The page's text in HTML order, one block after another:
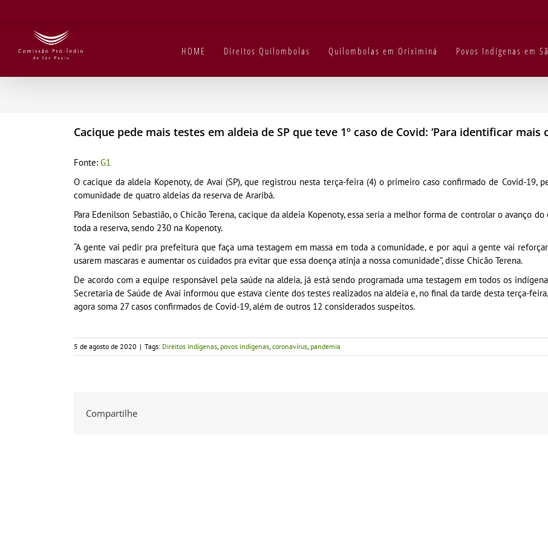
HOME Direitos Quilombolas Quilombolas em Oriximiná Povos Indígenas em
Cacique pede mais testes em aldeia de SP que teve 1º caso de Covid: ‘Para identificar mais
Fonte: G1
O cacique da aldeia Kopenoty, de Avaí (SP), que registrou nesta terça-feira (4) o primeiro caso confirmado de Covid-19,
comunidade de quatro aldeias da reserva de Araribá.
Para Edenilson Sebastião, o Chicão Terena, cacique da aldeia Kopenoty, essa seria a melhor forma de controlar o avanço
toda a reserva, sendo 230 na Kopenoty.
“A gente vai pedir pra prefeitura que faça uma testagem em massa em toda a comunidade, e por aqui a gente vai
usarem mascaras e aumentar os cuidados pra evitar que essa doença atinja a nossa comunidade”, disse Chicão Terena.
De acordo com a equipe responsável pela saúde na aldeia, já está sendo programada uma testagem em todos os
Secretaria de Saúde de Avaí informou que estava ciente dos testes realizados na aldeia e, no final da tarde desta terça-
agora soma 27 casos confirmados de Covid-19, além de outros 12 considerados suspeitos.
5 de agosto de 2020 | Tags: Direitos Indígenas, povos indígenas, coronavírus, pandemia
Compartilhe